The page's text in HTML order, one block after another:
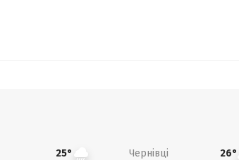
25° Чернівці 26°